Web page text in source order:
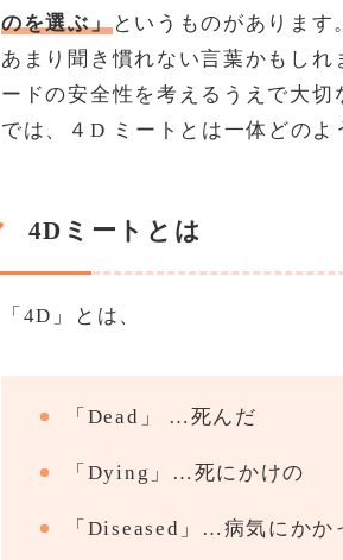
のを選ぶ」というものがあります
あまり聞き慣れない言葉かもし
ードの安全性を考えるうえで大切
では、４D ミートとは一体どのよ
4Dミートとは
「4D」とは、
「Dead」 …死んだ
「Dying」…死にかけの
「Diseased」…病気にかか